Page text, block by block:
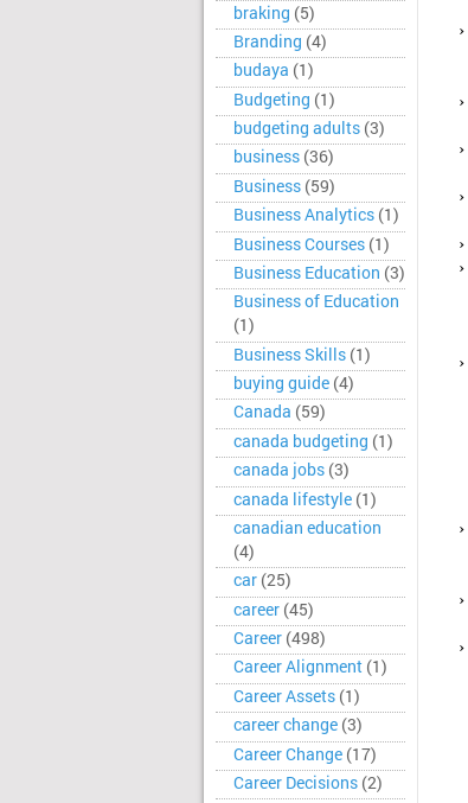
braking (5)
Branding (4)
budaya (1)
Budgeting (1)
budgeting adults (3)
business (36)
Business (59)
Business Analytics (1)
Business Courses (1)
Business Education (3)
Business of Education
(1)
Business Skills (1)
buying guide (4)
Canada (59)
canada budgeting (1)
canada jobs (3)
canada lifestyle (1)
canadian education
(4)
car (25)
career (45)
Career (498)
Career Alignment (1)
Career Assets (1)
career change (3)
Career Change (17)
Career Decisions (2)
›
›
›
›
›
›
›
›
›
›